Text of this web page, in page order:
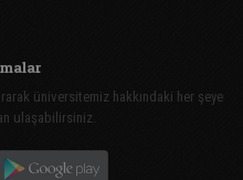
üniversitemiz hakkındaki her şeye
ulaşabilirsiniz.